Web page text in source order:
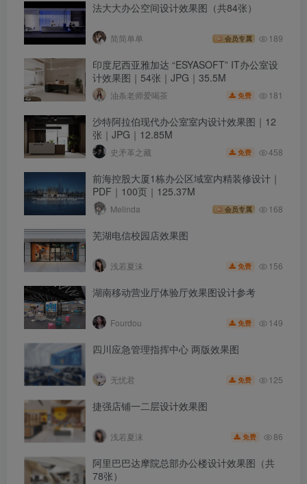
法大大办公空间设计效果图（共84张）
简简单单 会员专属 189
印度尼西亚雅加达 “ESYASOFT” IT办公室设
计效果图｜54张｜JPG｜35.5M
油条老师爱喝茶 免费 181
沙特阿拉伯现代办公室室内设计效果图｜12
张｜JPG｜12.85M
史矛革之藏 免费 458
前海控股大厦1栋办公区域室内精装修设计｜
PDF｜100页｜125.37M
Melinda 会员专属 168
芜湖电信校园店效果图
浅若夏沫 免费 156
湖南移动营业厅体验厅效果图设计参考
Fourdou 免费 149
四川应急管理指挥中心 两版效果图
无忧君 免费 125
捷强店铺一二层设计效果图
浅若夏沫 免费 86
阿里巴巴达摩院总部办公楼设计效果图（共
78张）